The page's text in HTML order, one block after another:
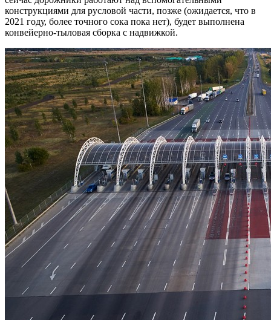
конструкциями для русловой части, позже (ожидается, что в
2021 году, более точного сока пока нет), будет выполнена
конвейерно-тыловая сборка с надвижкой.